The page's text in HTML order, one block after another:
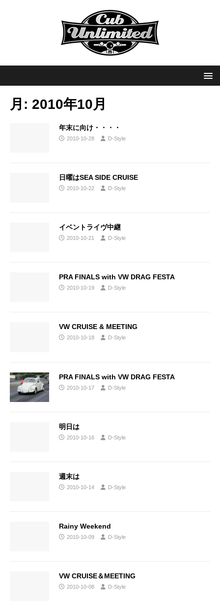
月: 2010年10月
年末に向け・・・・
2010-10-28 D-Style
日曜はSEA SIDE CRUISE
2010-10-22 D-Style
イベントライヴ中継
2010-10-21 D-Style
PRA FINALS with VW DRAG FESTA
2010-10-19 D-Style
VW CRUISE & MEETING
2010-10-18 D-Style
PRA FINALS with VW DRAG FESTA
2010-10-17 D-Style
明日は
2010-10-16 D-Style
週末は
2010-10-14 D-Style
Rainy Weekend
2010-10-09 D-Style
VW CRUISE＆MEETING
2010-10-08 D-Style